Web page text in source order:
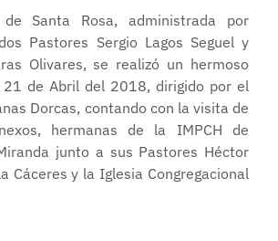
Santa Rosa, administrada por
Pastores Sergio Lagos Seguel y
Olivares, se realizó un hermoso
de Abril del 2018, dirigido por el
Dorcas, contando con la visita de
hermanas de la IMPCH de
junto a sus Pastores Héctor
Cáceres y la Iglesia Congregacional